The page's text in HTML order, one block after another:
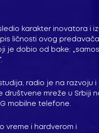
karakter inovatora i
ličnosti ovog
je dobio od bake:
radio je na razvoju i
društvene mreže u Srbiji
mobilne telefone.
vreme i hardverom i